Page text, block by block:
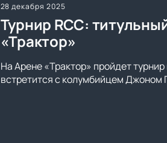
28 декабря 2025
Турнир RCC:
«Трактор»
На Арене «Трактор» пройдет
встретится с колумбийцем Джоном